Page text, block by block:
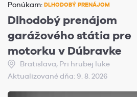
Ponúkam: DLHODOBÝ PRENÁJOM
Dlhodobý prenájom
garážového státia pre
motorku v Dúbravke
Bratislava, Pri hrubej luke
Aktualizované dňa: 9. 8. 2026